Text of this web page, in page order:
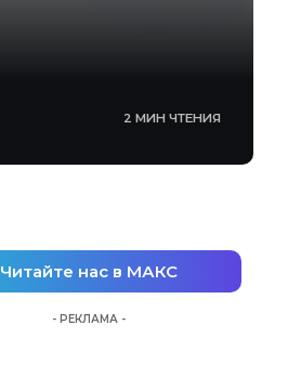
2 МИН ЧТЕНИЯ
Читайте нас в МАКС
- РЕКЛАМА -